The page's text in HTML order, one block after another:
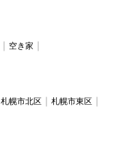
空き家
札幌市北区
札幌市東区